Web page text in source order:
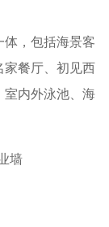
，包括海景客
家餐厅、初见西
室内外泳池、海
墙